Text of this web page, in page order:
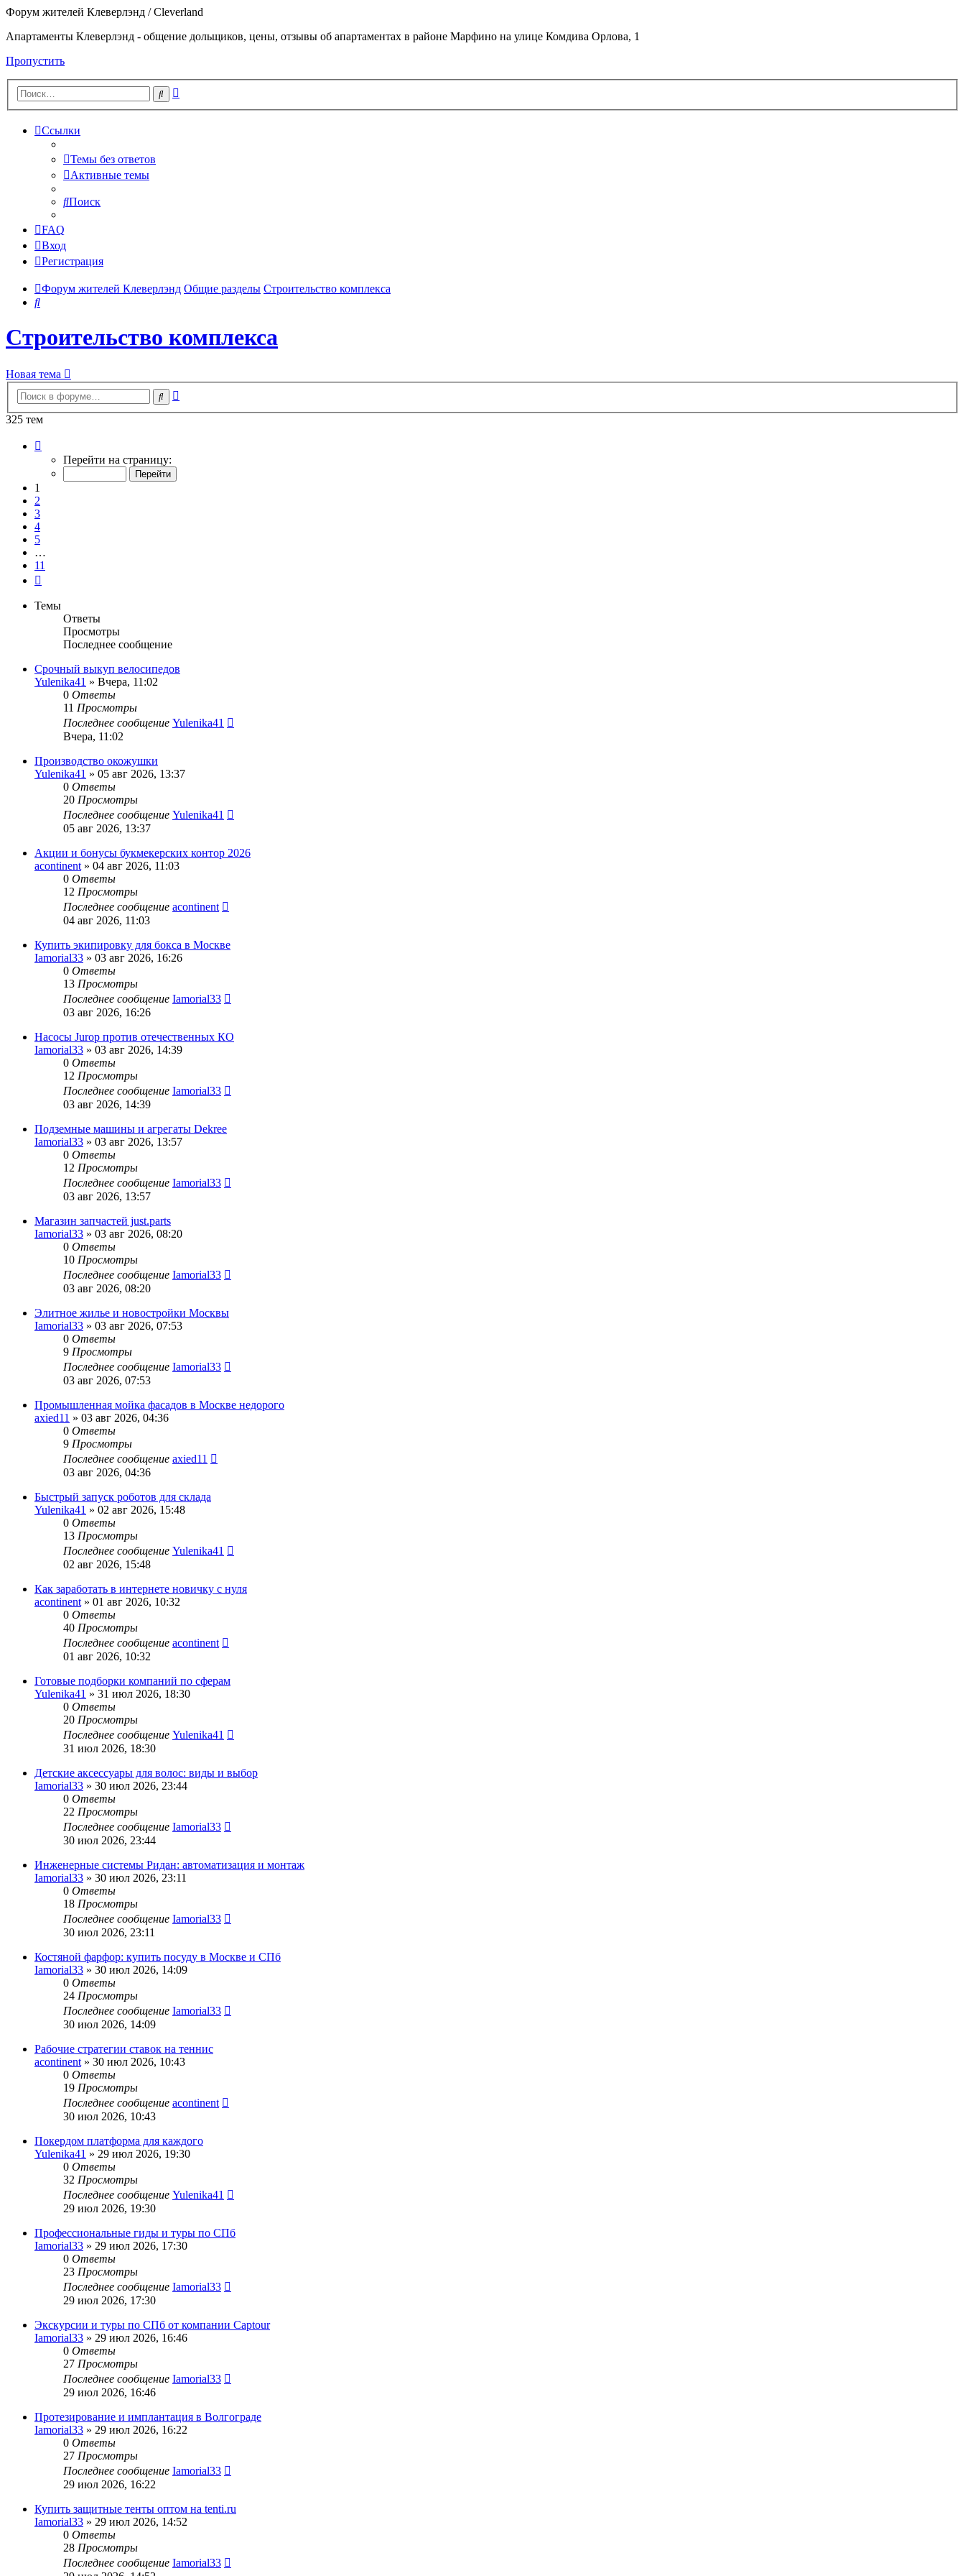
Форум жителей Клеверлэнд / Cleverland
Апартаменты Клеверлэнд - общение дольщиков, цены, отзывы об апартаментах в районе Марфино на улице Комдива Орлова, 1
Пропустить
Поиск
Ссылки
Темы без ответов
Активные темы
Поиск
FAQ
Вход
Регистрация
Форум жителей Клеверлэнд Общие разделы Строительство комплекса
Поиск
Строительство комплекса
Новая тема
Поиск
325 тем
Перейти на страницу:
1
2
3
4
5
…
11
Темы
Ответы
Просмотры
Последнее сообщение
Срочный выкуп велосипедов
Yulenika41 » Вчера, 11:02
0 Ответы
11 Просмотры
Последнее сообщение Yulenika41
Вчера, 11:02
Производство окожушки
Yulenika41 » 05 авг 2026, 13:37
0 Ответы
20 Просмотры
Последнее сообщение Yulenika41
05 авг 2026, 13:37
Акции и бонусы букмекерских контор 2026
acontinent » 04 авг 2026, 11:03
0 Ответы
12 Просмотры
Последнее сообщение acontinent
04 авг 2026, 11:03
Купить экипировку для бокса в Москве
Iamorial33 » 03 авг 2026, 16:26
0 Ответы
13 Просмотры
Последнее сообщение Iamorial33
03 авг 2026, 16:26
Насосы Jurop против отечественных КО
Iamorial33 » 03 авг 2026, 14:39
0 Ответы
12 Просмотры
Последнее сообщение Iamorial33
03 авг 2026, 14:39
Подземные машины и агрегаты Dekree
Iamorial33 » 03 авг 2026, 13:57
0 Ответы
12 Просмотры
Последнее сообщение Iamorial33
03 авг 2026, 13:57
Магазин запчастей just.parts
Iamorial33 » 03 авг 2026, 08:20
0 Ответы
10 Просмотры
Последнее сообщение Iamorial33
03 авг 2026, 08:20
Элитное жилье и новостройки Москвы
Iamorial33 » 03 авг 2026, 07:53
0 Ответы
9 Просмотры
Последнее сообщение Iamorial33
03 авг 2026, 07:53
Промышленная мойка фасадов в Москве недорого
axied11 » 03 авг 2026, 04:36
0 Ответы
9 Просмотры
Последнее сообщение axied11
03 авг 2026, 04:36
Быстрый запуск роботов для склада
Yulenika41 » 02 авг 2026, 15:48
0 Ответы
13 Просмотры
Последнее сообщение Yulenika41
02 авг 2026, 15:48
Как заработать в интернете новичку с нуля
acontinent » 01 авг 2026, 10:32
0 Ответы
40 Просмотры
Последнее сообщение acontinent
01 авг 2026, 10:32
Готовые подборки компаний по сферам
Yulenika41 » 31 июл 2026, 18:30
0 Ответы
20 Просмотры
Последнее сообщение Yulenika41
31 июл 2026, 18:30
Детские аксессуары для волос: виды и выбор
Iamorial33 » 30 июл 2026, 23:44
0 Ответы
22 Просмотры
Последнее сообщение Iamorial33
30 июл 2026, 23:44
Инженерные системы Ридан: автоматизация и монтаж
Iamorial33 » 30 июл 2026, 23:11
0 Ответы
18 Просмотры
Последнее сообщение Iamorial33
30 июл 2026, 23:11
Костяной фарфор: купить посуду в Москве и СПб
Iamorial33 » 30 июл 2026, 14:09
0 Ответы
24 Просмотры
Последнее сообщение Iamorial33
30 июл 2026, 14:09
Рабочие стратегии ставок на теннис
acontinent » 30 июл 2026, 10:43
0 Ответы
19 Просмотры
Последнее сообщение acontinent
30 июл 2026, 10:43
Покердом платформа для каждого
Yulenika41 » 29 июл 2026, 19:30
0 Ответы
32 Просмотры
Последнее сообщение Yulenika41
29 июл 2026, 19:30
Профессиональные гиды и туры по СПб
Iamorial33 » 29 июл 2026, 17:30
0 Ответы
23 Просмотры
Последнее сообщение Iamorial33
29 июл 2026, 17:30
Экскурсии и туры по СПб от компании Captour
Iamorial33 » 29 июл 2026, 16:46
0 Ответы
27 Просмотры
Последнее сообщение Iamorial33
29 июл 2026, 16:46
Протезирование и имплантация в Волгограде
Iamorial33 » 29 июл 2026, 16:22
0 Ответы
27 Просмотры
Последнее сообщение Iamorial33
29 июл 2026, 16:22
Купить защитные тенты оптом на tenti.ru
Iamorial33 » 29 июл 2026, 14:52
0 Ответы
28 Просмотры
Последнее сообщение Iamorial33